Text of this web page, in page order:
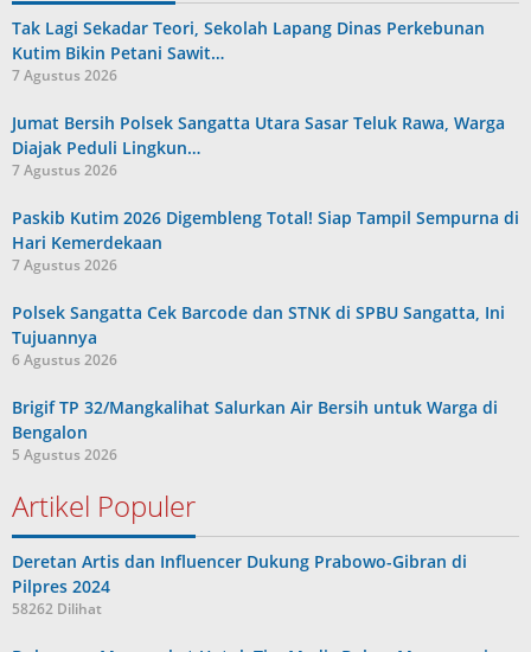
Tak Lagi Sekadar Teori, Sekolah Lapang Dinas Perkebunan
Kutim Bikin Petani Sawit…
7 Agustus 2026
Jumat Bersih Polsek Sangatta Utara Sasar Teluk Rawa, Warga
Diajak Peduli Lingkun…
7 Agustus 2026
Paskib Kutim 2026 Digembleng Total! Siap Tampil Sempurna di
Hari Kemerdekaan
7 Agustus 2026
Polsek Sangatta Cek Barcode dan STNK di SPBU Sangatta, Ini
Tujuannya
6 Agustus 2026
Brigif TP 32/Mangkalihat Salurkan Air Bersih untuk Warga di
Bengalon
5 Agustus 2026
Artikel Populer
Deretan Artis dan Influencer Dukung Prabowo-Gibran di
Pilpres 2024
58262 Dilihat